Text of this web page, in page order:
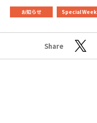
お知らせ Special Week
Share